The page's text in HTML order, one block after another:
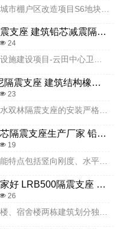
楼房建筑建筑隔震支座 建筑铅芯减震隔震支座生产厂家 阻尼隔震橡胶支座
24
陇西县医共体基础设施建设项目-云田中心卫生院，是陇西县深化县域医共体建设、完善基层医疗卫生服务网络、提升乡镇中心卫生院诊疗服务能力、保障农村群众基本医疗与公共卫...
HDR1100高阻尼隔震支座 建筑结构橡胶隔震支座什么价格 HDR500高阻尼橡胶隔震支座生产厂家
23
建筑非连续端铅芯隔震支座生产厂家 铅芯橡胶隔震支座LRB1000 HDR700高阻尼支座生产厂家
19
橡胶隔震支座哪家好 LRB500隔震支座 预制高阻尼橡胶隔震支座源头工厂
26